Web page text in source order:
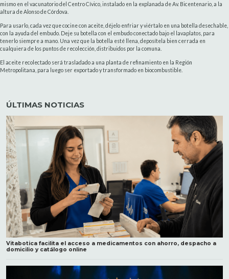
mismo en el vacunatorio del Centro Cívico, instalado en la explanada de Av. Bicentenario, a la
altura de Alonso de Córdova.
Para usarlo, cada vez que cocine con aceite, déjelo enfriar y viértalo en una botella desechable,
con la ayuda del embudo. Deje su botella con el embudo conectado bajo el lavaplatos, para
tenerlo siempre a mano. Una vez que la botella esté llena, deposítela bien cerrada en
cualquiera de los puntos de recolección, distribuidos por la comuna.
El aceite recolectado será trasladado a una planta de refinamiento en la Región
Metropolitana, para luego ser exportado y transformado en biocombustible.
ÚLTIMAS NOTICIAS
Vitabotica facilita el acceso a medicamentos con ahorro, despacho a
domicilio y catálogo online